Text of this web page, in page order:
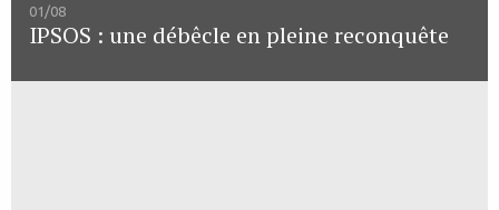
01/08
IPSOS : une débêcle en pleine reconquête